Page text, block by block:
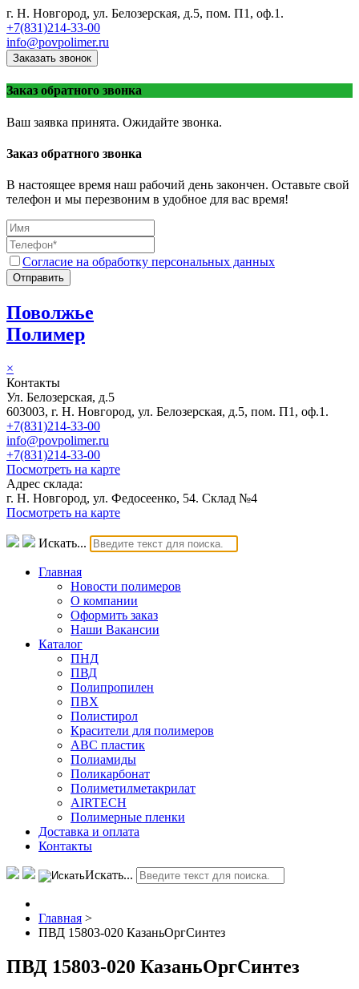
г. Н. Новгород, ул. Белозерская, д.5, пом. П1, оф.1.
+7(831)214-33-00
info@povpolimer.ru
Заказать звонок
Заказ обратного звонка
Ваш заявка принята. Ожидайте звонка.
Заказ обратного звонка
В настоящее время наш рабочий день закончен. Оставьте свой
телефон и мы перезвоним в удобное для вас время!
Согласие на обработку персональных данных
Отправить
Поволжье
Полимер
×
Контакты
Ул. Белозерская, д.5
603003, г. Н. Новгород, ул. Белозерская, д.5, пом. П1, оф.1.
+7(831)214-33-00
info@povpolimer.ru
+7(831)214-33-00
Посмотреть на карте
Адрес склада:
г. Н. Новгород, ул. Федосеенко, 54. Склад №4
Посмотреть на карте
Искать...
Главная
Новости полимеров
О компании
Оформить заказ
Наши Вакансии
Каталог
ПНД
ПВД
Полипропилен
ПВХ
Полистирол
Красители для полимеров
АВС пластик
Полиамиды
Поликарбонат
Полиметилметакрилат
AIRTECH
Полимерные пленки
Доставка и оплата
Контакты
Искать...
Главная >
ПВД 15803-020 КазаньОргСинтез
ПВД 15803-020 КазаньОргСинтез